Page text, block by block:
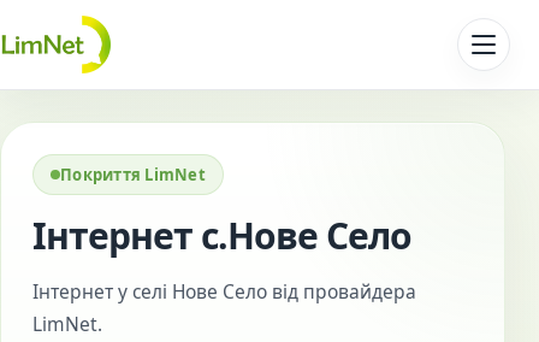
Перейти до контенту
Покриття LimNet
Інтернет с.Нове Село
Інтернет у селі Нове Село від провайдера
LimNet.